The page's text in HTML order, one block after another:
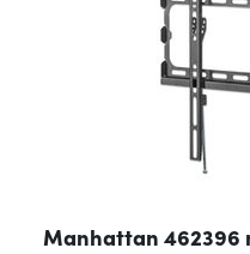
Manhattan 462396